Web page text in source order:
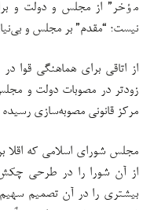
مٶخر” از مجلس و دولت و
نیست؛ “مقدم” بر مجلس و
از اتاقی برای هماهنگی قوا
زودتر در مصوبات دولت و
مرکز قانونی مصوبه‌سازی
مجلس شورای اسلامی که اقلا
از آن شورا را در طرحی
بیشتری را در آن تصمیم